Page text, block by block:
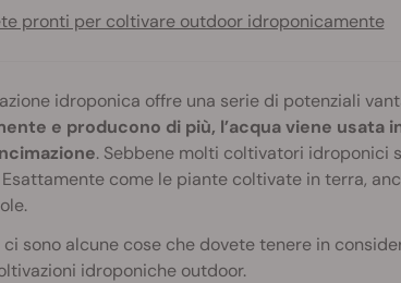
pronti per coltivare outdoor idroponicamente
idroponica offre una serie di potenziali
e producono di più, l’acqua viene
. Sebbene molti coltivatori idroponici
Esattamente come le piante coltivate in terra,
ci sono alcune cose che dovete tenere in
idroponiche outdoor.